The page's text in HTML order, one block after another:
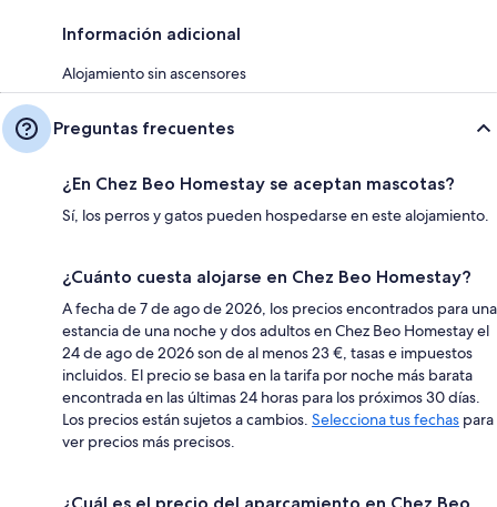
Información adicional
Alojamiento sin ascensores
Preguntas frecuentes
¿En Chez Beo Homestay se aceptan mascotas?
Sí, los perros y gatos pueden hospedarse en este alojamiento.
¿Cuánto cuesta alojarse en Chez Beo Homestay?
A fecha de 7 de ago de 2026, los precios encontrados para una
estancia de una noche y dos adultos en Chez Beo Homestay el
24 de ago de 2026 son de al menos 23 €, tasas e impuestos
incluidos. El precio se basa en la tarifa por noche más barata
encontrada en las últimas 24 horas para los próximos 30 días.
Los precios están sujetos a cambios. Selecciona tus fechas para
ver precios más precisos.
¿Cuál es el precio del aparcamiento en Chez Beo